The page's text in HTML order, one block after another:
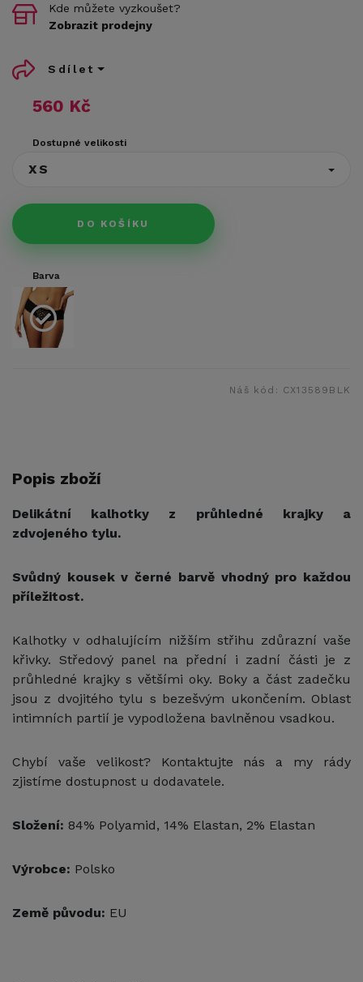
560 Kč
Dostupné velikosti
XS
DO KOŠÍKU
Kde můžete vyzkoušet?
Zobrazit prodejny
Sdílet
Barva
Náš kód: CX13589BLK
Popis zboží
Delikátní kalhotky z průhledné krajky a
zdvojeného tylu.
Svůdný kousek v černé barvě vhodný pro každou
příležitost.
Kalhotky v odhalujícím nižším střihu zdůrazní vaše
křivky. Středový panel na přední i zadní části je z
průhledné krajky s většími oky. Boky a část zadečku
jsou z dvojitého tylu s bezešvým ukončením. Oblast
intimních partií je vypodložena bavlněnou vsadkou.
Chybí vaše velikost? Kontaktujte nás a my rády
zjistíme dostupnost u dodavatele.
Složení: 84% Polyamid, 14% Elastan, 2% Elastan
Výrobce: Polsko
Země původu: EU